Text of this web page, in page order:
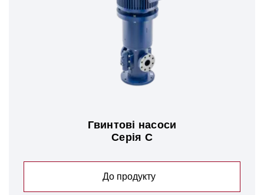
Гвинтові насоси
Серія C
До продукту